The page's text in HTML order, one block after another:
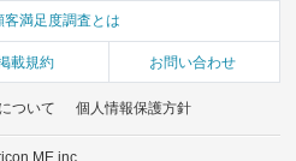
客満足度調査とは
載規約 お問い合わせ
ついて 個人情報保護方針